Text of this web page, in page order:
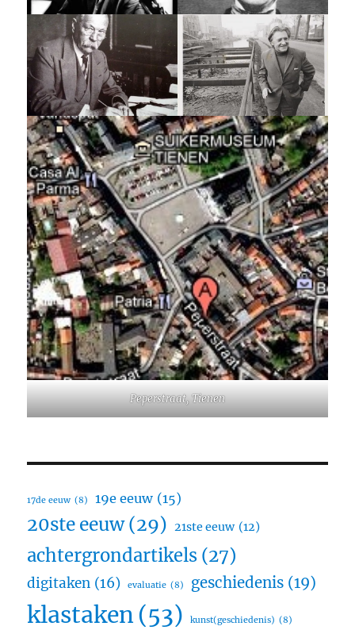
Peperstraat, Tienen
17de eeuw (8) 19e eeuw (15)
20ste eeuw(29) 21ste eeuw (12)
achtergrondartikels (27)
digitaken (16) evaluatie (8) geschiedenis (19)
klastaken(53) kunst(geschiedenis) (8)